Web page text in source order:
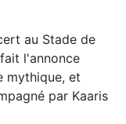
au Stade de
l'annonce
mythique, et
par Kaaris